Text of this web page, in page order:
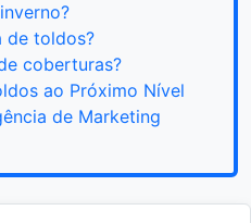
de toldos?
coberturas?
ao Próximo Nível
de Marketing